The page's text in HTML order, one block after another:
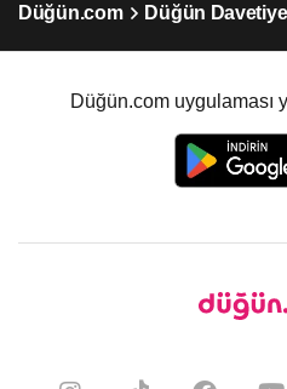
Düğün.com Düğün
Düğün.com uygulaması